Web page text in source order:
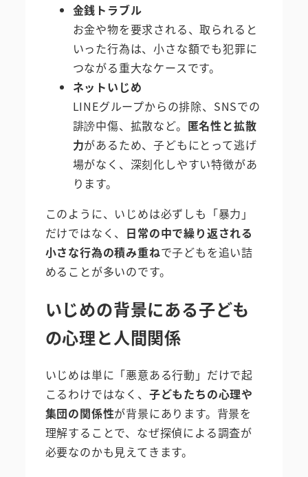
金銭トラブル
お金や物を要求される、取られると
いった行為は、小さな額でも犯罪に
つながる重大なケースです。
ネットいじめ
LINEグループからの排除、SNSでの
誹謗中傷、拡散など。 匿名性と拡散
力があるため、子どもにとって逃げ
場がなく、深刻化しやすい特徴があ
ります。
このように、いじめは必ずしも「暴力」
だけではなく、 日常の中で繰り返される
小さな行為の積み重ねで子どもを追い詰
めることが多いのです。
いじめの背景にある子ども
の心理と人間関係
いじめは単に「悪意ある行動」だけで起
こるわけではなく、 子どもたちの心理や
集団の関係性が背景にあります。背景を
理解することで、なぜ探偵による調査が
必要なのかも見えてきます。